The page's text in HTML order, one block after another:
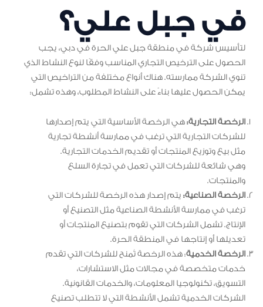
في جبل علي؟
لتأسيس شركة في منطقة جبل علي الحرة في دبي، يجب
الحصول على الترخيص التجاري المناسب وفقًا لنوع النشاط الذي
تنوي الشركة ممارسته. هناك أنواع مختلفة من التراخيص التي
يمكن الحصول عليها بناءً على النشاط المطلوب، وهذه تشمل:
الرخصة التجارية:هي الرخصة الأساسية التي يتم إصدارها
للشركات التجارية التي ترغب في ممارسة أنشطة تجارية
مثل بيع وتوزيع المنتجات أو تقديم الخدمات التجارية.
وهي شائعة للشركات التي تعمل في تجارة السلع
والمنتجات.
الرخصة الصناعية: يتم إصدار هذه الرخصة للشركات التي
ترغب في ممارسة الأنشطة الصناعية مثل التصنيع أو
الإنتاج. تشمل الشركات التي تقوم بتصنيع المنتجات أو
تعديلها أو إنتاجها في المنطقة الحرة.
الرخصة الخدمية: هذه الرخصة تُمنح للشركات التي تقدم
خدمات متخصصة في مجالات مثل الاستشارات،
التسويق، تكنولوجيا المعلومات، والخدمات القانونية.
الشركات الخدمية تشمل الأنشطة التي لا تتطلب تصنيع